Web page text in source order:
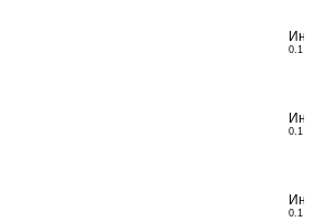
0.1
0.1
0.1